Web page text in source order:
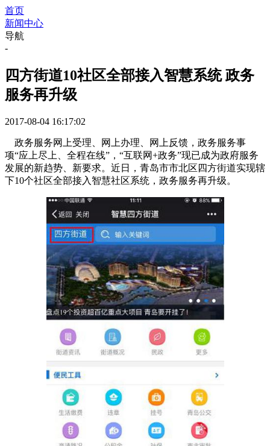
首页
新闻中心
导航
-
四方街道10社区全部接入智慧系统 政务
服务再升级
2017-08-04 16:17:02
政务服务网上受理、网上办理、网上反馈，政务服务事
项“应上尽上、全程在线”，“互联网+政务”现已成为政府服务
发展的新趋势、新要求。近日，青岛市市北区四方街道实现辖
下10个社区全部接入智慧社区系统，政务服务再升级。